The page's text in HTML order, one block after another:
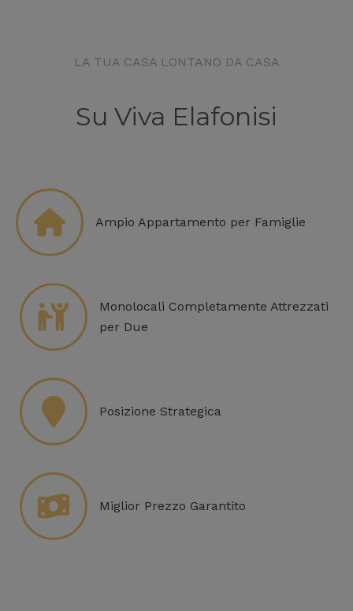
LA TUA CASA LONTANO DA CASA
Su Viva Elafonisi
Ampio Appartamento per Famiglie
Monolocali Completamente Attrezzati
per Due
Posizione Strategica
Miglior Prezzo Garantito